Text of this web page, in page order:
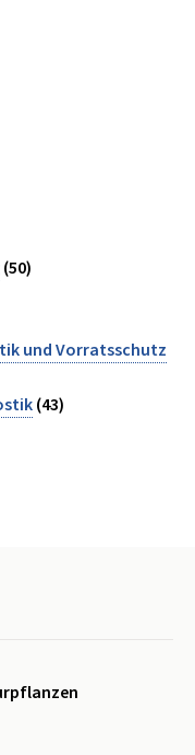
(50)
und Vorratsschutz
(43)